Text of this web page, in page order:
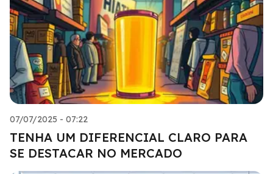
07/07/2025 - 07:22
TENHA UM DIFERENCIAL CLARO PARA
SE DESTACAR NO MERCADO